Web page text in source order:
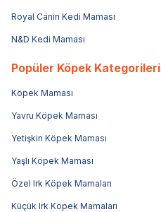
Royal Canin Kedi Maması
N&D Kedi Maması
Popüler Köpek Kategorileri
Köpek Maması
Yavru Köpek Maması
Yetişkin Köpek Maması
Yaşlı Köpek Maması
Özel Irk Köpek Mamaları
Küçük Irk Köpek Mamaları